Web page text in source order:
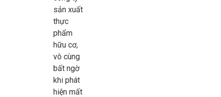
sản xuất
thực
phẩm
hữu cơ,
vô cùng
bất ngờ
khi phát
hiện mất